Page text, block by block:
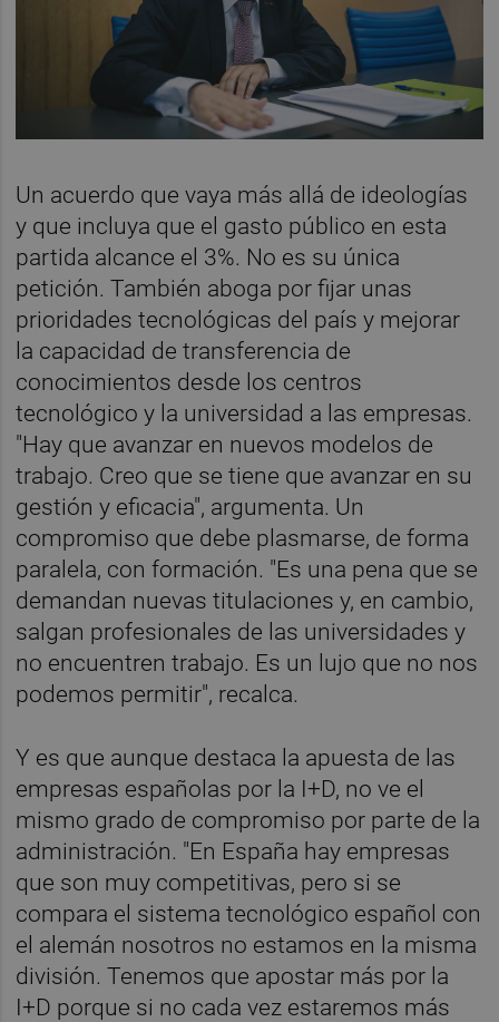
Un acuerdo que vaya más allá de ideologías
y que incluya que el gasto público en esta
partida alcance el 3%. No es su única
petición. También aboga por fijar unas
prioridades tecnológicas del país y mejorar
la capacidad de transferencia de
conocimientos desde los centros
tecnológico y la universidad a las empresas.
"Hay que avanzar en nuevos modelos de
trabajo. Creo que se tiene que avanzar en su
gestión y eficacia", argumenta. Un
compromiso que debe plasmarse, de forma
paralela, con formación. "Es una pena que se
demandan nuevas titulaciones y, en cambio,
salgan profesionales de las universidades y
no encuentren trabajo. Es un lujo que no nos
podemos permitir", recalca.
Y es que aunque destaca la apuesta de las
empresas españolas por la I+D, no ve el
mismo grado de compromiso por parte de la
administración. "En España hay empresas
que son muy competitivas, pero si se
compara el sistema tecnológico español con
el alemán nosotros no estamos en la misma
división. Tenemos que apostar más por la
I+D porque si no cada vez estaremos más